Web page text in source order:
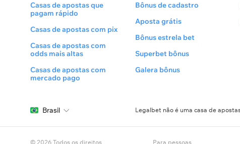
Casas de apostas que
pagam rápido
Casas de apostas com pix
Casas de apostas com
odds mais altas
Casas de apostas com
mercado pago
Bônus de cadastro
Aposta grátis
Bônus estrela bet
Superbet bônus
Galera bônus
Brasil Legalbet não é uma casa de
© 2026 Todos os direitos Para pessoas